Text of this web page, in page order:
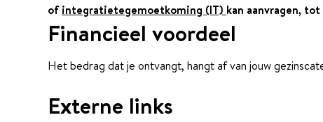
ofintegratietegemoetkoming (IT) kan aanvragen,
Financieel voordeel
Het bedrag dat je ontvangt, hangt af van jouw
Externe links